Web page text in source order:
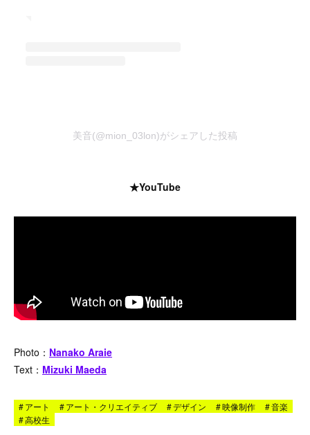
美音(@mion_03lon)がシェアした投稿
★YouTube
Photo： Nanako Araie
Text： Mizuki Maeda
#アート #アート・クリエイティブ #デザイン #映像制作 #音楽
#高校生